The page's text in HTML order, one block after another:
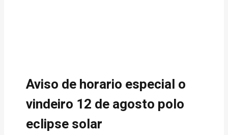
Aviso de horario especial o
vindeiro 12 de agosto polo
eclipse solar